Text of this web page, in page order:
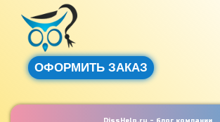
ОФОРМИТЬ ЗАКАЗ